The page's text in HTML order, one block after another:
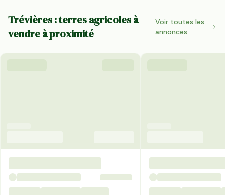
Trévières : terres agricoles à
vendre à proximité
Voir toutes les
annonces